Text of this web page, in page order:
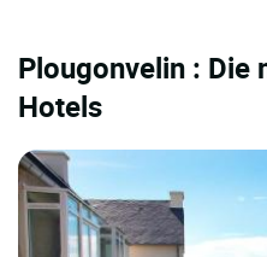
Plougonvelin : Die
Hotels